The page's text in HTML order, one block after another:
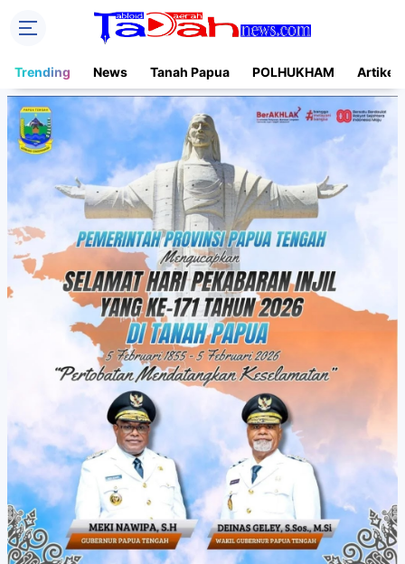
Trending News Tanah Papua POLHUKHAM Artikel